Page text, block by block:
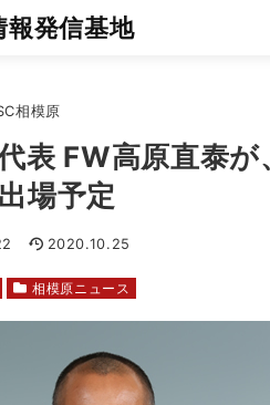
報発信基地
相模原
表 FW高原直泰
場予定
2020.10.25
相模原ニュース